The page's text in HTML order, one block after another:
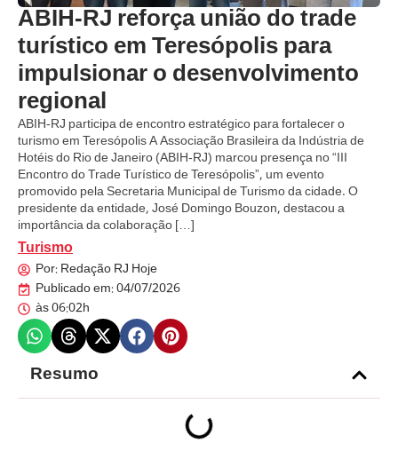
ABIH-RJ reforça união do trade
turístico em Teresópolis para
impulsionar o desenvolvimento
regional
ABIH-RJ participa de encontro estratégico para fortalecer o
turismo em Teresópolis A Associação Brasileira da Indústria de
Hotéis do Rio de Janeiro (ABIH-RJ) marcou presença no “III
Encontro do Trade Turístico de Teresópolis”, um evento
promovido pela Secretaria Municipal de Turismo da cidade. O
presidente da entidade, José Domingo Bouzon, destacou a
importância da colaboração […]
Turismo
Por: Redação RJ Hoje
Publicado em:04/07/2026
às06:02h
Resumo